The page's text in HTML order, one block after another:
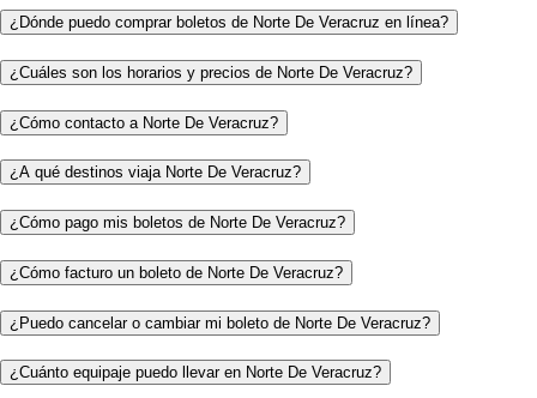
¿Dónde puedo comprar boletos de Norte De Veracruz en línea?
¿Cuáles son los horarios y precios de Norte De Veracruz?
¿Cómo contacto a Norte De Veracruz?
¿A qué destinos viaja Norte De Veracruz?
¿Cómo pago mis boletos de Norte De Veracruz?
¿Cómo facturo un boleto de Norte De Veracruz?
¿Puedo cancelar o cambiar mi boleto de Norte De Veracruz?
¿Cuánto equipaje puedo llevar en Norte De Veracruz?